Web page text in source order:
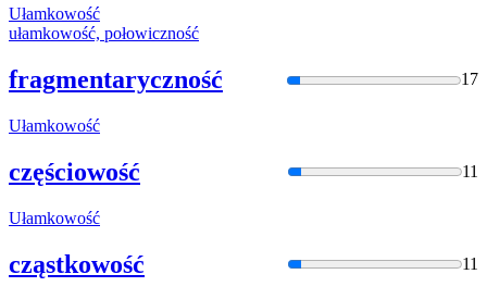
Ułamkowość
ułamkowość, połowiczność
fragmentaryczność 17
Ułamkowość
częściowość 11
Ułamkowość
cząstkowość 11